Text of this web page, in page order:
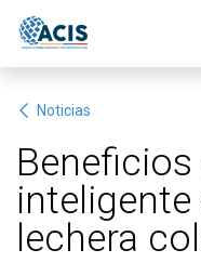
Noticias
lechera